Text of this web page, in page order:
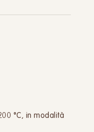
°C, in modalità